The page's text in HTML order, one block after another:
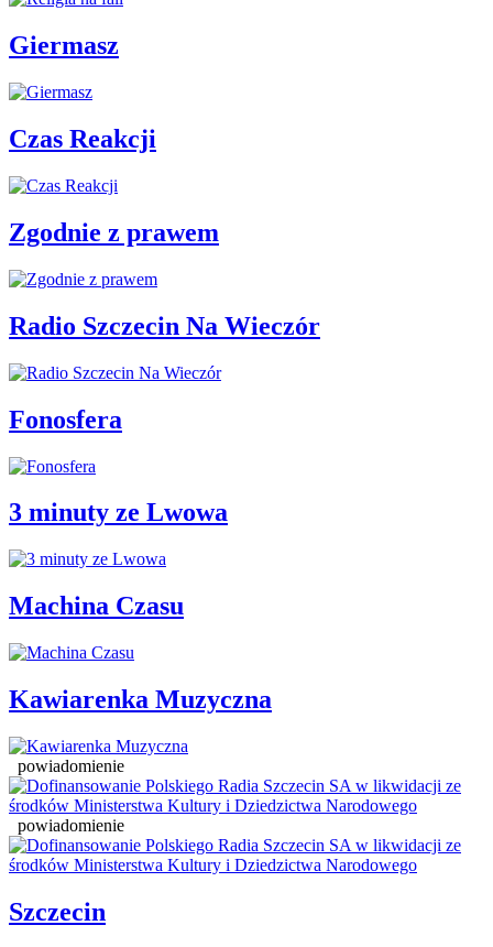
Giermasz
Czas Reakcji
Zgodnie z prawem
Radio Szczecin Na Wieczór
Fonosfera
3 minuty ze Lwowa
Machina Czasu
Kawiarenka Muzyczna
powiadomienie
powiadomienie
Szczecin